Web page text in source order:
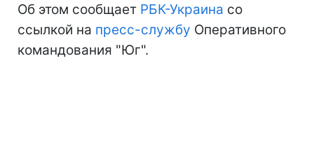
Об этом сообщает РБК-Украина со
ссылкой на пресс-службу Оперативного
командования "Юг".